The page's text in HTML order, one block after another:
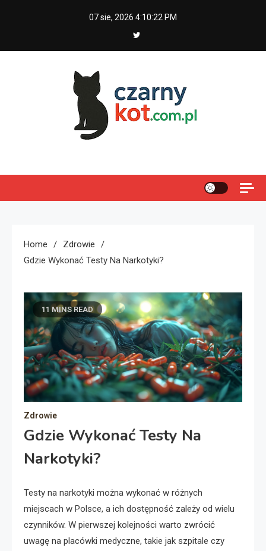
07 sie, 2026 4:10:22 PM
Home
Zdrowie
Gdzie Wykonać Testy Na Narkotyki?
11 MINS READ
Zdrowie
Gdzie Wykonać Testy Na
Narkotyki?
Testy na narkotyki można wykonać w różnych
miejscach w Polsce, a ich dostępność zależy od wielu
czynników. W pierwszej kolejności warto zwrócić
uwagę na placówki medyczne, takie jak szpitale czy